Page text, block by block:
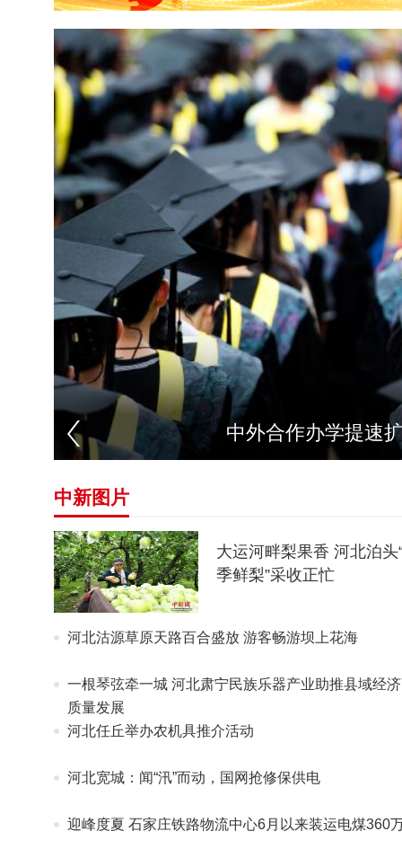
中外合作办学提速
中新图片
大运河畔梨果香 河北泊头
季鲜梨”采收正忙
河北沽源草原天路百合盛放 游客畅游坝上花海
一根琴弦牵一城 河北肃宁民族乐器产业助推县域经
质量发展
河北任丘举办农机具推介活动
河北宽城：闻“汛”而动，国网抢修保供电
迎峰度夏 石家庄铁路物流中心6月以来装运电煤360